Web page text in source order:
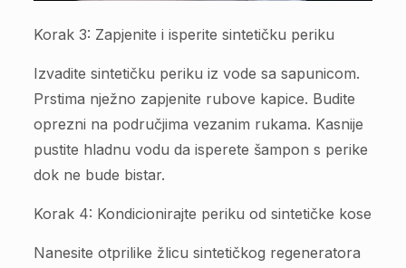
Korak 3: Zapjenite i isperite sintetičku periku
Izvadite sintetičku periku iz vode sa sapunicom.
Prstima nježno zapjenite rubove kapice. Budite
oprezni na područjima vezanim rukama. Kasnije
pustite hladnu vodu da isperete šampon s perike
dok ne bude bistar.
Korak 4: Kondicionirajte periku od sintetičke kose
Nanesite otprilike žlicu sintetičkog regeneratora